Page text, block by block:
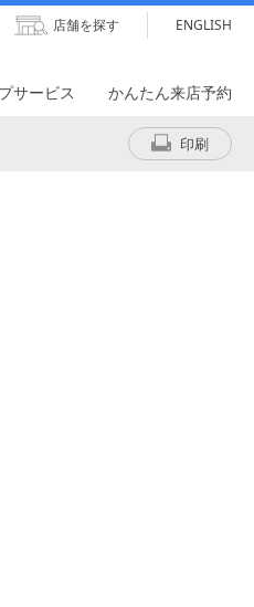
店舗を探す ENGLISH
サービス かんたん来店予約
印刷